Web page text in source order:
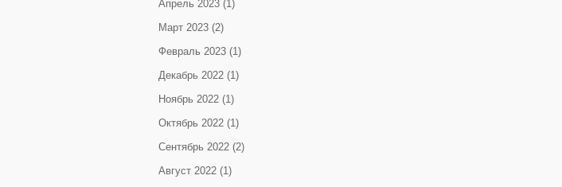
Апрель 2023 (1)
Март 2023 (2)
Февраль 2023 (1)
Декабрь 2022 (1)
Ноябрь 2022 (1)
Октябрь 2022 (1)
Сентябрь 2022 (2)
Август 2022 (1)